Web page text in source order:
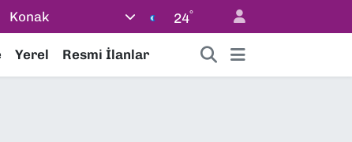
Konak 24°
Yerel Resmi İlanlar